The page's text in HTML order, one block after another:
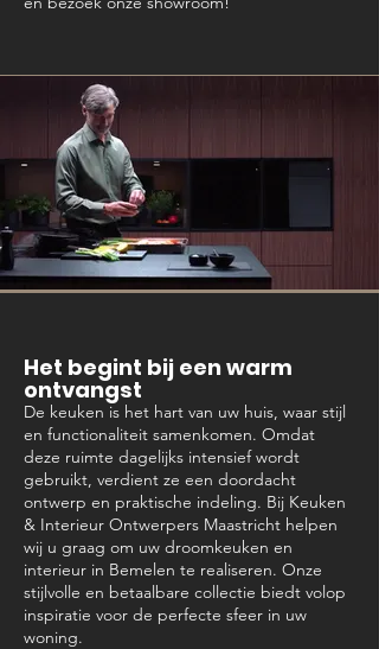
Het begint bij een warm
ontvangst
De keuken is het hart van uw huis, waar stijl
en functionaliteit samenkomen. Omdat
deze ruimte dagelijks intensief wordt
gebruikt, verdient ze een doordacht
ontwerp en praktische indeling. Bij Keuken
& Interieur Ontwerpers Maastricht helpen
wij u graag om uw droomkeuken en
interieur in Bemelen te realiseren. Onze
stijlvolle en betaalbare collectie biedt volop
inspiratie voor de perfecte sfeer in uw
woning.